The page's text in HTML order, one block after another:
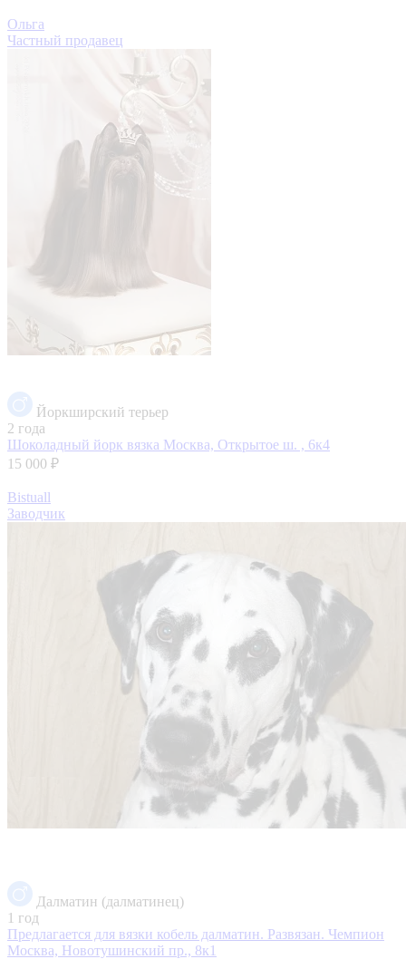
Ольга
Частный продавец
Йоркширский терьер
2 года
Шоколадный йорк вязка Москва, Открытое ш. , 6к4
15 000 ₽
Bistuall
Заводчик
Далматин (далматинец)
1 год
Предлагается для вязки кобель далматин. Развязан. Чемпион
Москва, Новотушинский пр., 8к1